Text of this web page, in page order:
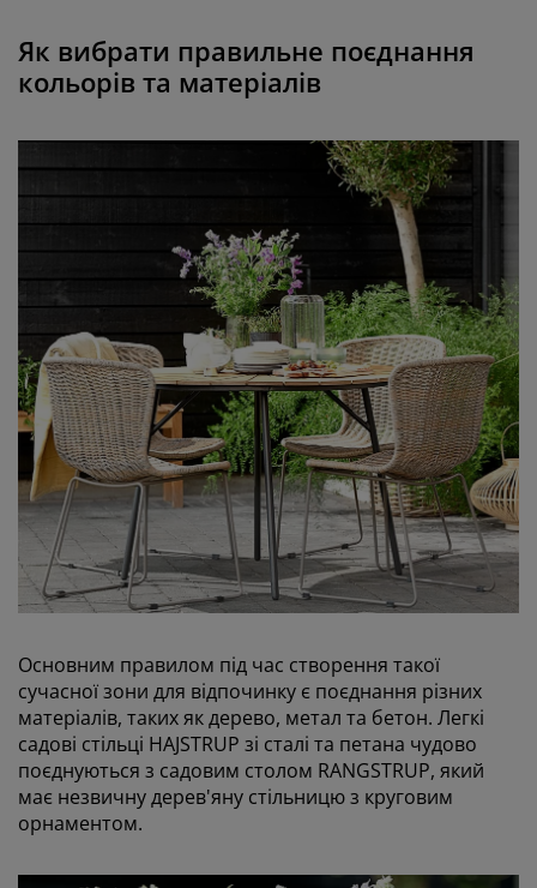
Як вибрати правильне поєднання
кольорів та матеріалів
Основним правилом під час створення такої
сучасної зони для відпочинку є поєднання різних
матеріалів, таких як дерево, метал та бетон. Легкі
садові стільці HAJSTRUP зі сталі та петана чудово
поєднуються з садовим столом RANGSTRUP, який
має незвичну дерев'яну стільницю з круговим
орнаментом.